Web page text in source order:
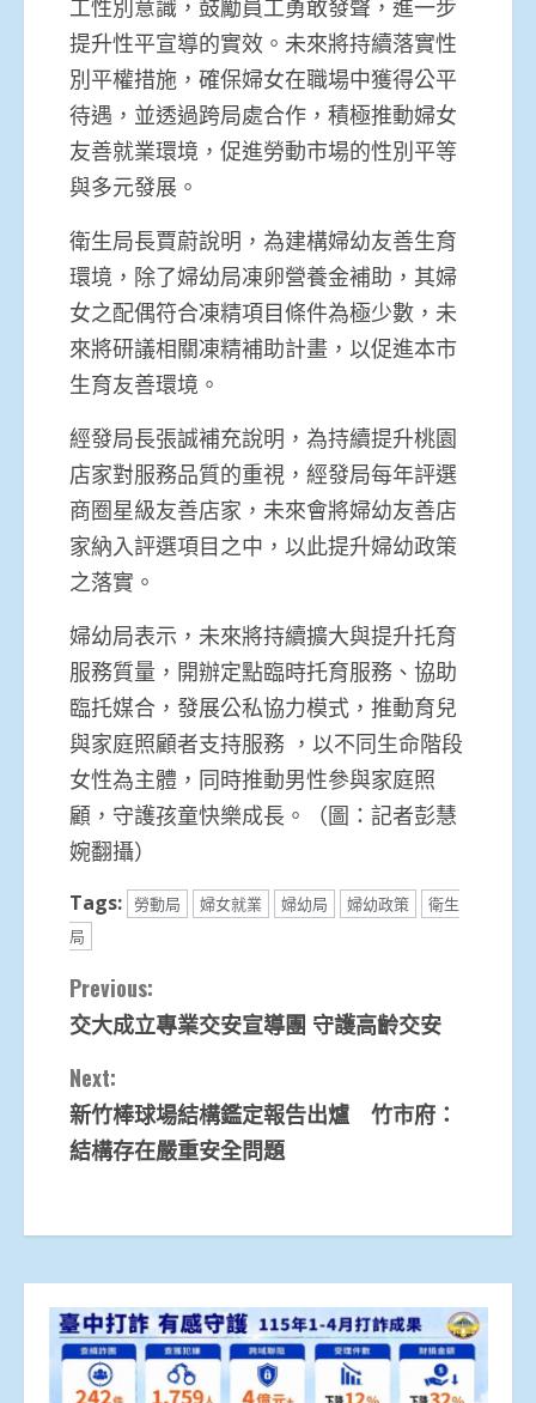
工性別意識，鼓勵員工勇敢發聲，進一步
提升性平宣導的實效。未來將持續落實性
別平權措施，確保婦女在職場中獲得公平
待遇，並透過跨局處合作，積極推動婦女
友善就業環境，促進勞動市場的性別平等
與多元發展。
衛生局長賈蔚說明，為建構婦幼友善生育
環境，除了婦幼局凍卵營養金補助，其婦
女之配偶符合凍精項目條件為極少數，未
來將研議相關凍精補助計畫，以促進本市
生育友善環境。
經發局長張誠補充說明，為持續提升桃園
店家對服務品質的重視，經發局每年評選
商圈星級友善店家，未來會將婦幼友善店
家納入評選項目之中，以此提升婦幼政策
之落實。
婦幼局表示，未來將持續擴大與提升托育
服務質量，開辦定點臨時托育服務、協助
臨托媒合，發展公私協力模式，推動育兒
與家庭照顧者支持服務 ，以不同生命階段
女性為主體，同時推動男性參與家庭照
顧，守護孩童快樂成長。（圖：記者彭慧
婉翻攝）
Tags: 勞動局 婦女就業 婦幼局 婦幼政策
衛生
局
Continue
Reading
Previous:
交大成立專業交安宣導團 守護高齡交安
Next:
新竹棒球場結構鑑定報告出爐 竹市府：
結構存在嚴重安全問題